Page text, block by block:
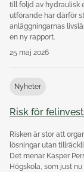
till följd av hydraulisk
utförande har därför
anläggningarnas
en ny rapport.
25 maj 2026
Nyheter
Risk för
Risken är stor att
lösningar utan
Det menar Kasper
Högskola, som just